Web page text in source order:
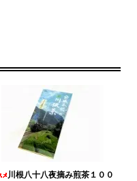
川根八十八夜摘み煎茶１００